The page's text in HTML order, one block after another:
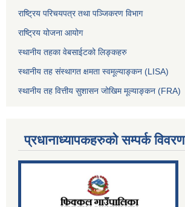
राष्ट्रिय परिचयपत्र तथा पञ्जिकरण विभाग
राष्ट्रिय योजना आयोग
स्थानीय तहका वेबसाईटको लिङ्कहरु
स्थानीय तह संस्थागत क्षमता स्वमूल्याङ्कन (LISA)
स्थानीय तह वित्तीय सुशासन जोखिम मूल्याङ्कन (FRA)
प्रधानाध्यापकहरुको सम्पर्क विवरण